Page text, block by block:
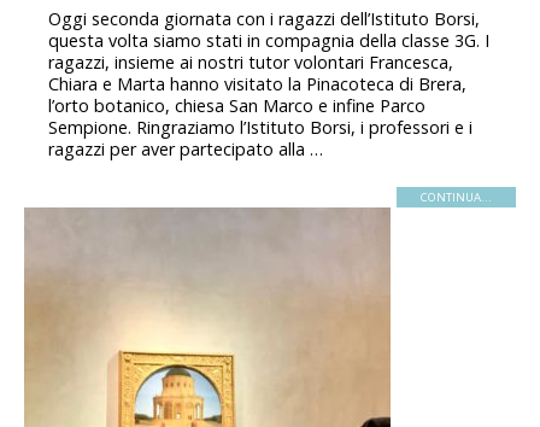
Oggi seconda giornata con i ragazzi dell’Istituto Borsi,
questa volta siamo stati in compagnia della classe 3G. I
ragazzi, insieme ai nostri tutor volontari Francesca,
Chiara e Marta hanno visitato la Pinacoteca di Brera,
l’orto botanico, chiesa San Marco e infine Parco
Sempione. Ringraziamo l’Istituto Borsi, i professori e i
ragazzi per aver partecipato alla …
CONTINUA...